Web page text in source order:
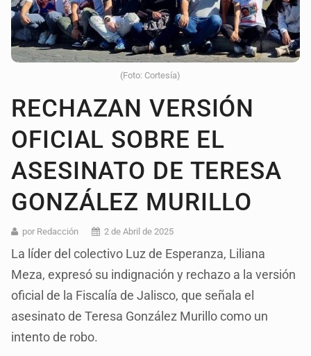
(Foto: Cortesía)
RECHAZAN VERSIÓN
OFICIAL SOBRE EL
ASESINATO DE TERESA
GONZÁLEZ MURILLO
por Redacción 2 de Abril de 2025
La líder del colectivo Luz de Esperanza, Liliana
Meza, expresó su indignación y rechazo a la versión
oficial de la Fiscalía de Jalisco, que señala el
asesinato de Teresa González Murillo como un
intento de robo.